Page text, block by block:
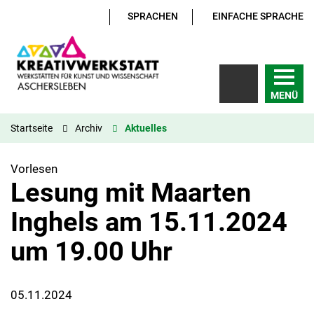
SPRACHEN EINFACHE SPRACHE
MENÜ
Startseite Archiv Aktuelles
Vorlesen
Lesung mit Maarten
Inghels am 15.11.2024
um 19.00 Uhr
05.11.2024